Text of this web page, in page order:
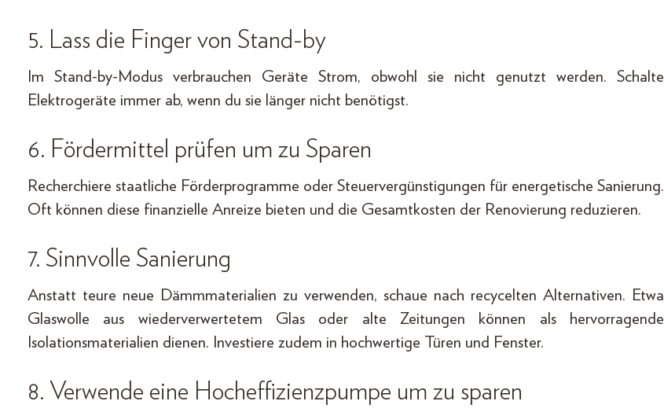
5. Lass die Finger von Stand-by
Im Stand-by-Modus verbrauchen Geräte Strom, obwohl sie nicht genutzt werden. Schalte
Elektrogeräte immer ab, wenn du sie länger nicht benötigst.
6. Fördermittel prüfen um zu Sparen
Recherchiere staatliche Förderprogramme oder Steuervergünstigungen für energetische Sanierung.
Oft können diese finanzielle Anreize bieten und die Gesamtkosten der Renovierung reduzieren.
7. Sinnvolle Sanierung
Anstatt teure neue Dämmmaterialien zu verwenden, schaue nach recycelten Alternativen. Etwa
Glaswolle aus wiederverwertetem Glas oder alte Zeitungen können als hervorragende
Isolationsmaterialien dienen. Investiere zudem in hochwertige Türen und Fenster.
8. Verwende eine Hocheffizienzpumpe um zu sparen